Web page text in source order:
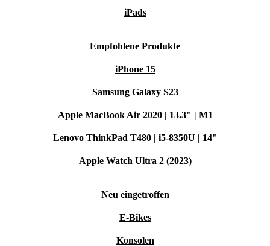
iPads
Empfohlene Produkte
iPhone 15
Samsung Galaxy S23
Apple MacBook Air 2020 | 13.3" | M1
Lenovo ThinkPad T480 | i5-8350U | 14"
Apple Watch Ultra 2 (2023)
Neu eingetroffen
E-Bikes
Konsolen